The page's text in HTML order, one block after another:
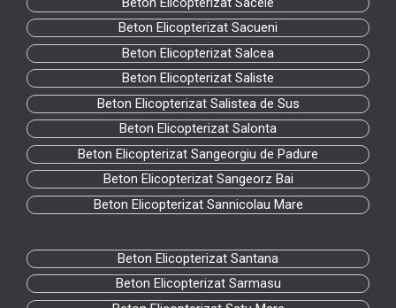
Beton Elicopterizat Sacueni
Beton Elicopterizat Salcea
Beton Elicopterizat Saliste
Beton Elicopterizat Salistea de Sus
Beton Elicopterizat Salonta
Beton Elicopterizat Sangeorgiu de Padure
Beton Elicopterizat Sangeorz Bai
Beton Elicopterizat Sannicolau Mare
Beton Elicopterizat Santana
Beton Elicopterizat Sarmasu